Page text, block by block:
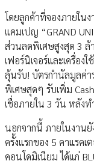
โดยลูกค้าที่จองภายใน
แคมเปญ “GRAND
ส่วนลดพิเศษสูงสุด 3
เฟอร์นิเจอร์และเครื่อ
ลุ้นรับ! บัตรกำนัลมูลค่
พิเศษสุดๆ รับเพิ่ม
เชื่อภายใน 3 วัน หลังท
นอกจากนี้ ภายในงานยั
ครั้งแรกของ 5 คาแรค
คอนโดมิเนียม ได้แก่